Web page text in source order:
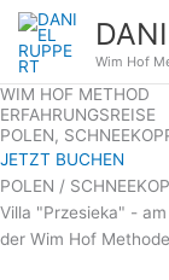
Zum
Inhalt
springen
Wim Hof
WIM HOF METHOD
ERFAHRUNGSREISE
POLEN,
JETZT BUCHEN
POLEN /
Villa "Przesieka" -
der Wim Hof Methode